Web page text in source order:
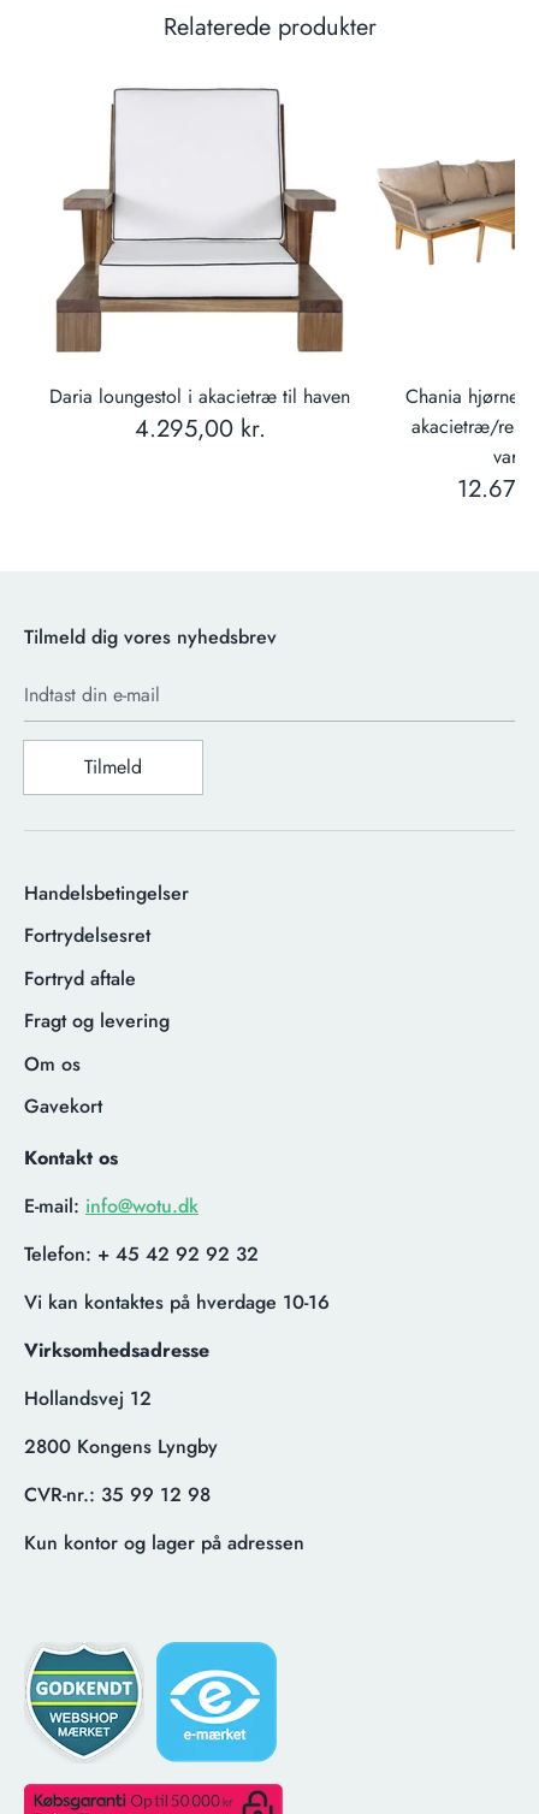
Relaterede produkter
Daria loungestol i akacietræ til haven
4.295,00 kr.
Chania
akacietræ/reb
Tilmeld dig vores nyhedsbrev
Indtast din e-mail
Tilmeld
Handelsbetingelser
Fortrydelsesret
Fortryd aftale
Fragt og levering
Om os
Gavekort
Kontakt os
E-mail: info@wotu.dk
Telefon: + 45 42 92 92 32
Vi kan kontaktes på hverdage 10-16
Virksomhedsadresse
Hollandsvej 12
2800 Kongens Lyngby
CVR-nr.: 35 99 12 98
Kun kontor og lager på adressen